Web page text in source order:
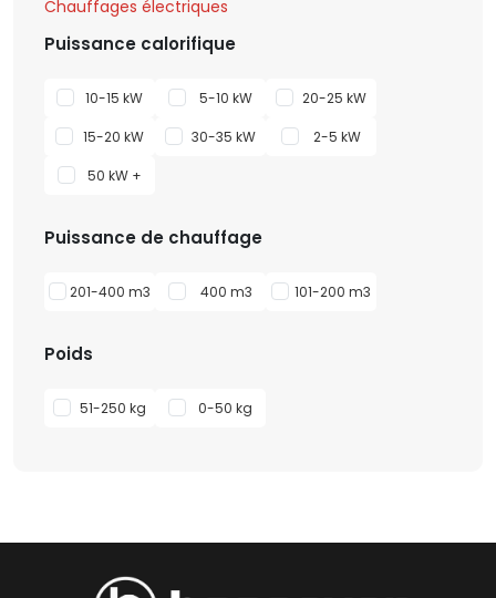
Chauffages électriques
Puissance calorifique
10-15 kW 5-10 kW 20-25 kW
15-20 kW 30-35 kW 2-5 kW
50 kW +
Puissance de chauffage
201-400 m3 400 m3 101-200 m3
Poids
51-250 kg 0-50 kg